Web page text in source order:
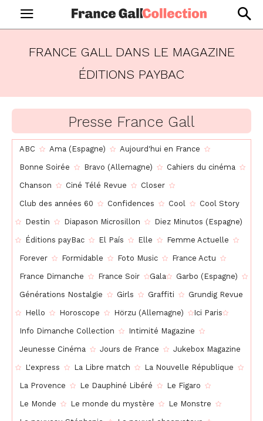
FRANCE GALL DANS LE MAGAZINE
ÉDITIONS PAYBAC
Presse France Gall
ABC Ama (Espagne) Aujourd'hui en France
Bonne Soirée Bravo (Allemagne) Cahiers du cinéma
Chanson Ciné Télé Revue Closer
Club des années 60 Confidences Cool Cool Story
Destin Diapason Microsillon Diez Minutos (Espagne)
Éditions payBac El País Elle Femme Actuelle
Forever Formidable Foto Music France Actu
France Dimanche France Soir Gala Garbo (Espagne)
Générations Nostalgie Girls Graffiti Grundig Revue
Hello Horoscope Hörzu (Allemagne) Ici Paris
Info Dimanche Collection Intimité Magazine
Jeunesse Cinéma Jours de France Jukebox Magazine
L'express La Libre match La Nouvelle République
La Provence Le Dauphiné Libéré Le Figaro
Le Monde Le monde du mystère Le Monstre